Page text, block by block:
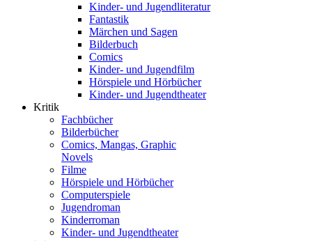
Kinder- und Jugendliteratur
Fantastik
Märchen und Sagen
Bilderbuch
Comics
Kinder- und Jugendfilm
Hörspiele und Hörbücher
Kinder- und Jugendtheater
Kritik
Fachbücher
Bilderbücher
Comics, Mangas, Graphic
Novels
Filme
Hörspiele und Hörbücher
Computerspiele
Jugendroman
Kinderroman
Kinder- und Jugendtheater